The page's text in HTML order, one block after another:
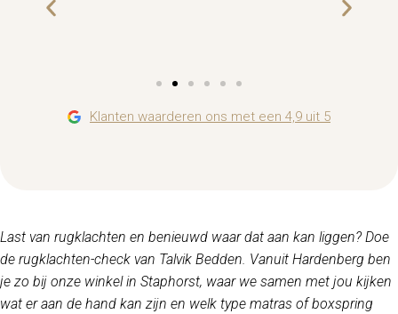
jakob haasjes
Klanten waarderen ons met een 4,9 uit 5
Last van rugklachten en benieuwd waar dat aan kan liggen? Doe
de rugklachten-check van Talvik Bedden. Vanuit Hardenberg ben
je zo bij onze winkel in Staphorst, waar we samen met jou kijken
wat er aan de hand kan zijn en welk type matras of boxspring